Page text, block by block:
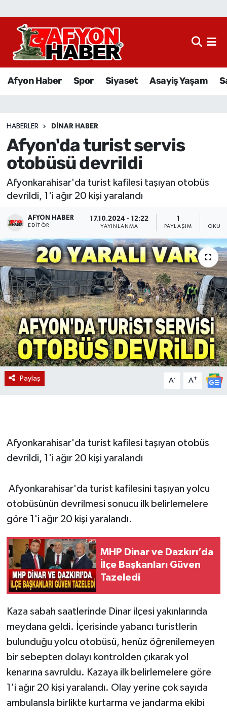
Afyon Haber Spor Siyaset Asayiş Yaşam
HABERLER DINAR HABER
Afyon'da turist servis
otobüsü devrildi
Afyonkarahisar'da turist kafilesi taşıyan otobüs
devrildi, 1'i ağır 20 kişi yaralandı
AFYON HABER
EDITÖR
17.10.2024 - 12:22
YAYINLANMA PAYLAŞIM
Paylaş A- A+
Afyonkarahisar'da turist kafilesi taşıyan otobüs
devrildi, 1'i ağır 20 kişi yaralandı
Afyonkarahisar'da turist kafilesini taşıyan yolcu
otobüsünün devrilmesi sonucu ilk belirlemelere
göre 1'i ağır 20 kişi yaralandı.
MHP Dinar ve Dazkırı’da
İlçe Başkanları Güven
Tazeledi
Kaza sabah saatlerinde Dinar ilçesi yakınlarında
meydana geldi. İçerisinde yabancı turistlerin
bulunduğu yolcu otobüsü, henüz öğrenilemeyen
bir sebepten dolayı kontrolden çıkarak yol
kenarına savruldu. Kazaya ilk belirlemelere göre
1'i ağır 20 kişi yaralandı. Olay yerine çok sayıda
ambulansla birlikte kurtarma ve jandarma ekibi
Afyon Haber
Sağlık
Eğitim
Sivil Toplum
Ekonomi
Magazin
Etkinlikler